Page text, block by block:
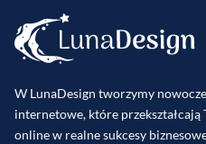
W LunaDesign tworzymy
internetowe, które przekształcają
online w realne sukcesy